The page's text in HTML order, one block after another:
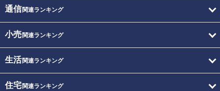
通信関連ランキング
小売関連ランキング
生活関連ランキング
住宅関連ランキング